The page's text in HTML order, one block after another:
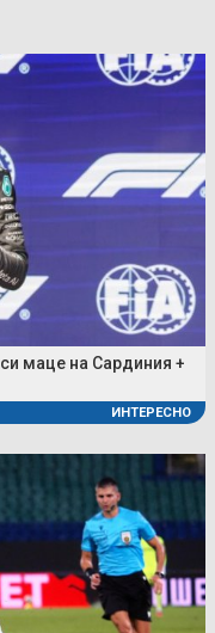
маце на Сардиния +
ИНТЕРЕСНО